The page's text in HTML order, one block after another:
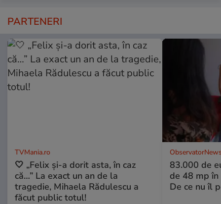
PARTENERI
TVMania.ro
🤍 „Felix și-a dorit asta, în caz
că…” La exact un an de la
tragedie, Mihaela Rădulescu a
făcut public totul!
83.000 de
de 48 mp
De ce nu îl